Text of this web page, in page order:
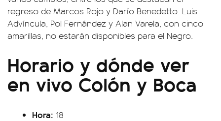
regreso de Marcos Rojo y Darío Benedetto. Luis
Advíncula, Pol Fernández y Alan Varela, con cinco
amarillas, no estarán disponibles para el Negro.
Horario y dónde ver
en vivo Colón y Boca
Hora: 18